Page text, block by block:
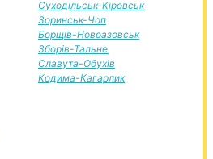
Суходільськ-Кіровськ
Зоринськ-Чоп
Борщів-Новоазовськ
Зборів-Тальне
Славута-Обухів
Кодима-Кагарлик